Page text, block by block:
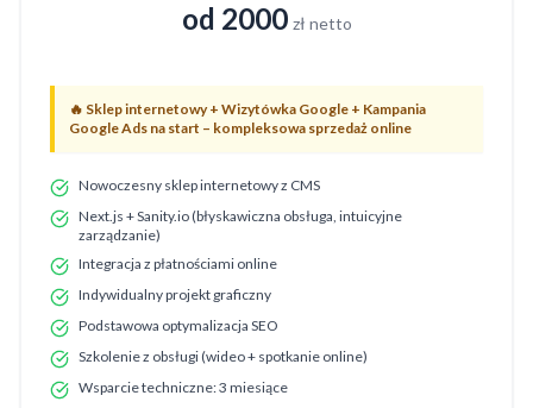
od 2000 zł netto
🔥 Sklep internetowy + Wizytówka Google + Kampania
Google Ads na start – kompleksowa sprzedaż online
Nowoczesny sklep internetowy z CMS
Next.js + Sanity.io (błyskawiczna obsługa, intuicyjne
zarządzanie)
Integracja z płatnościami online
Indywidualny projekt graficzny
Podstawowa optymalizacja SEO
Szkolenie z obsługi (wideo + spotkanie online)
Wsparcie techniczne: 3 miesiące